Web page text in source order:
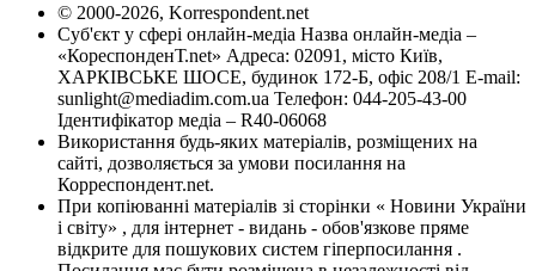
© 2000-2026, Korrespondent.net
Суб'єкт у сфері онлайн-медіа Назва онлайн-медіа –
«КореспонденТ.net» Адреса: 02091, місто Київ,
ХАРКІВСЬКЕ ШОСЕ, будинок 172-Б, офіс 208/1 E-mail:
sunlight@mediadim.com.ua Телефон: 044-205-43-00
Ідентифікатор медіа – R40-06068
Використання будь-яких матеріалів, розміщених на
сайті, дозволяється за умови посилання на
Корреспондент.net.
При копіюванні матеріалів зі сторінки « Новини України
і світу» , для інтернет - видань - обов'язкове пряме
відкрите для пошукових систем гіперпосилання .